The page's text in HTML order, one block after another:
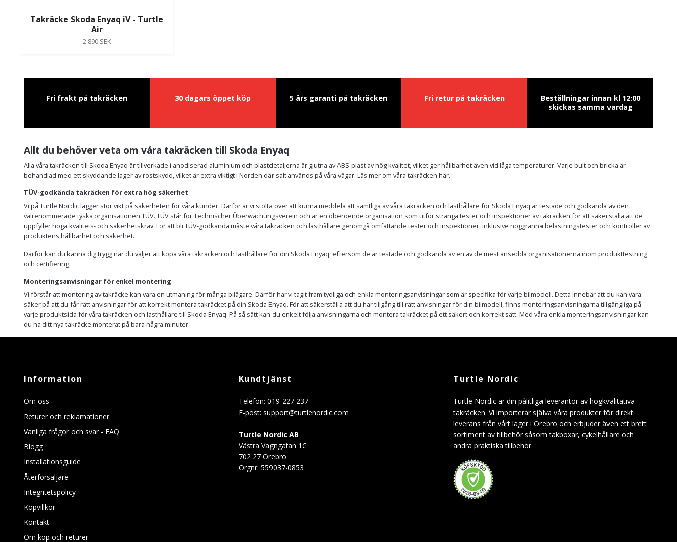
Takräcke Skoda Enyaq iV - Turtle
Air
2 890 SEK
Fri frakt på takräcken 30 dagars öppet köp 5 års garanti på takräcken Fri retur på takräcken
Beställningar innan kl 12:00
skickas samma vardag
Allt du behöver veta om våra takräcken till Skoda Enyaq
Alla våra takräcken till Skoda Enyaq är tillverkade i anodiserad aluminium och plastdetaljerna är gjutna av ABS-plast av hög kvalitet, vilket ger hållbarhet även vid låga temperaturer. Varje bult och bricka är
behandlad med ett skyddande lager av rostskydd, vilket är extra viktigt i Norden där salt används på våra vägar. Läs mer om våra takräcken här.
TÜV-godkända takräcken för extra hög säkerhet
Vi på Turtle Nordic lägger stor vikt på säkerheten för våra kunder. Därför är vi stolta över att kunna meddela att samtliga av våra takräcken och lasthållare för Skoda Enyaq är testade och godkända av den
välrenommerade tyska organisationen TÜV. TÜV står för Technischer Überwachungsverein och är en oberoende organisation som utför stränga tester och inspektioner av takräcken för att säkerställa att de
uppfyller höga kvalitets- och säkerhetskrav. För att bli TÜV-godkända måste våra takräcken och lasthållare genomgå omfattande tester och inspektioner, inklusive noggranna belastningstester och kontroller av
produktens hållbarhet och säkerhet.
Därför kan du känna dig trygg när du väljer att köpa våra takräcken och lasthållare för din Skoda Enyaq, eftersom de är testade och godkända av en av de mest ansedda organisationerna inom produkttestning
och certifiering.
Monteringsanvisningar för enkel montering
Vi förstår att montering av takräcke kan vara en utmaning för många bilägare. Därför har vi tagit fram tydliga och enkla monteringsanvisningar som är specifika för varje bilmodell. Detta innebär att du kan vara
säker på att du får rätt anvisningar för att korrekt montera takräcket på din Skoda Enyaq. För att säkerställa att du har tillgång till rätt anvisningar för din bilmodell, finns monteringsanvisningarna tillgängliga på
varje produktsida för våra takräcken och lasthållare till Skoda Enyaq. På så sätt kan du enkelt följa anvisningarna och montera takräcket på ett säkert och korrekt sätt. Med våra enkla monteringsanvisningar kan
du ha ditt nya takräcke monterat på bara några minuter.
Information
Om oss
Returer och reklamationer
Vanliga frågor och svar - FAQ
Blogg
Installationsguide
Återförsäljare
Integritetspolicy
Köpvillkor
Kontakt
Om köp och returer
Kundtjänst
Telefon: 019-227 237
E-post: support@turtlenordic.com
Turtle Nordic AB
Västra Vagngatan 1C
702 27 Örebro
Orgnr: 559037-0853
Turtle Nordic
Turtle Nordic är din pålitliga leverantör av högkvalitativa
takräcken. Vi importerar själva våra produkter för direkt
leverans från vårt lager i Örebro och erbjuder även ett brett
sortiment av tillbehör såsom takboxar, cykelhållare och
andra praktiska tillbehör.